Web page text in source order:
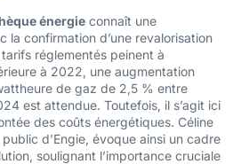
énergie connaît une
la confirmation d’une revalorisation
réglementés peinent à
à 2022, une augmentation
de gaz de 2,5 % entre
est attendue. Toutefois, il s’agit ici
des coûts énergétiques. Céline
d’Engie, évoque ainsi un cadre
soulignant l’importance cruciale